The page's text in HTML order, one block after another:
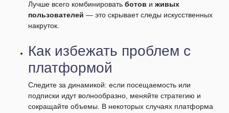
Лучше всего комбинировать ботов и живых
пользователей — это скрывает следы искусственных
накруток.
Как избежать проблем с
платформой
Следите за динамикой: если посещаемость или
подписки идут волнообразно, меняйте стратегию и
сокращайте объемы. В некоторых случаях платформа